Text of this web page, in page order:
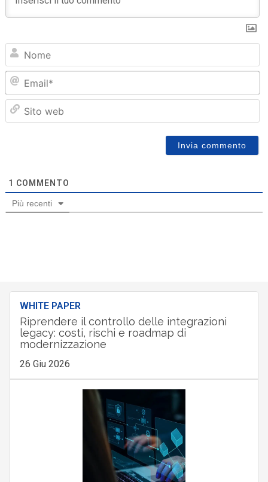
1 COMMENTO
Più recenti
WHITE PAPER
Riprendere il controllo delle integrazioni
legacy: costi, rischi e roadmap di
modernizzazione
26 Giu 2026